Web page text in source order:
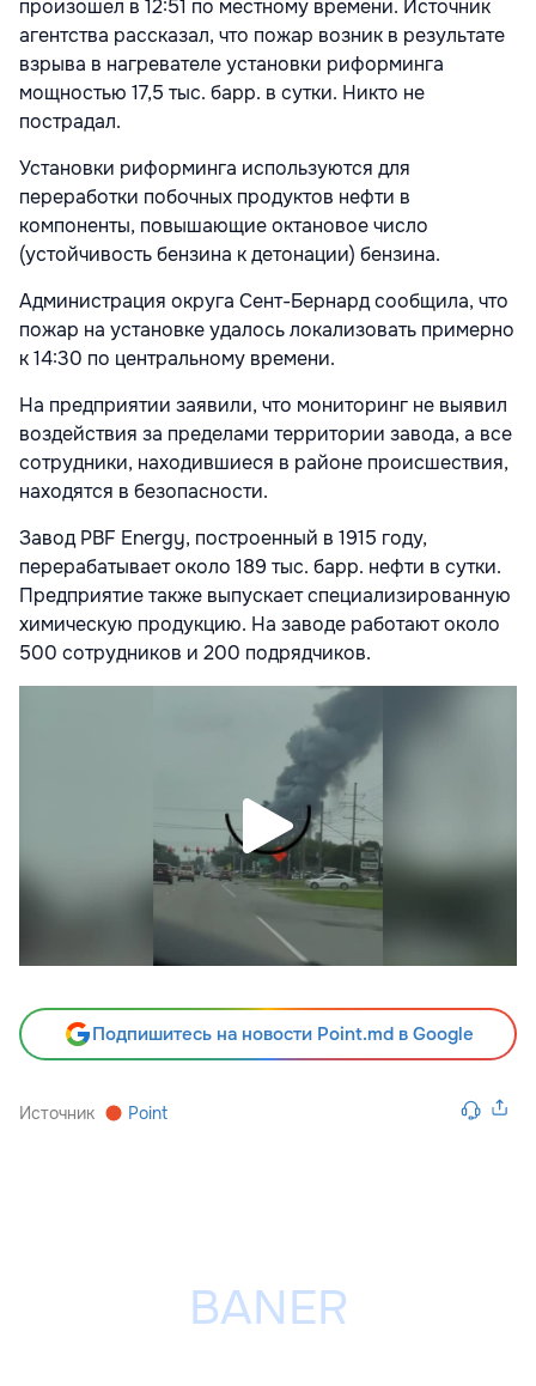
произошел в 12:51 по местному времени. Источник
агентства рассказал, что пожар возник в результате
взрыва в нагревателе установки риформинга
мощностью 17,5 тыс. барр. в сутки. Никто не
пострадал.
Установки риформинга используются для
переработки побочных продуктов нефти в
компоненты, повышающие октановое число
(устойчивость бензина к детонации) бензина.
Администрация округа Сент-Бернард сообщила, что
пожар на установке удалось локализовать примерно
к 14:30 по центральному времени.
На предприятии заявили, что мониторинг не выявил
воздействия за пределами территории завода, а все
сотрудники, находившиеся в районе происшествия,
находятся в безопасности.
Завод PBF Energy, построенный в 1915 году,
перерабатывает около 189 тыс. барр. нефти в сутки.
Предприятие также выпускает специализированную
химическую продукцию. На заводе работают около
500 сотрудников и 200 подрядчиков.
Подпишитесь на новости Point.md в Google
Источник Point